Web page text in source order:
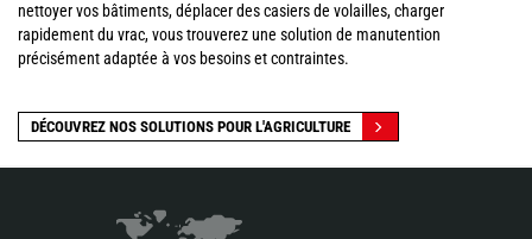
nettoyer vos bâtiments, déplacer des casiers de volailles, charger
rapidement du vrac, vous trouverez une solution de manutention
précisément adaptée à vos besoins et contraintes.
DÉCOUVREZ NOS SOLUTIONS POUR L'AGRICULTURE